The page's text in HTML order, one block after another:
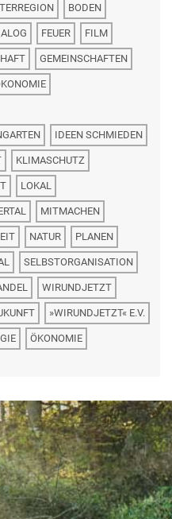
BODEN
FEUER FILM
GEMEINSCHAFTEN
IDEEN SCHMIEDEN
KLIMASCHUTZ
LOKAL
MITMACHEN
NATUR PLANEN
SELBSTORGANISATION
WIRUNDJETZT
»WIRUNDJETZT« E.V.
ÖKONOMIE